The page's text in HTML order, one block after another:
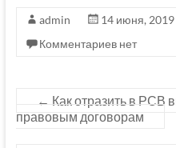
admin 14 июня, 2019
Комментариев нет
← Как отразить в РСВ
правовым договорам